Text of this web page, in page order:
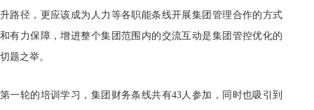
升路径，更应该成为人力等各职能条线开展集团管理合作的方式
和有力保障，增进整个集团范围内的交流互动是集团管控优化的
切题之举。
第一轮的培训学习，集团财务条线共有43人参加，同时也吸引到